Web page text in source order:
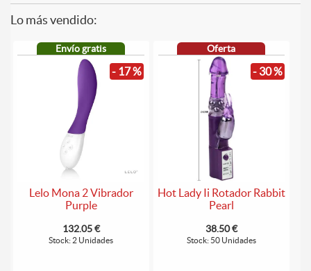
Lo más vendido:
Envío gratis
- 17 %
Lelo Mona 2 Vibrador
Purple
132.05 €
Stock: 2 Unidades
Oferta
- 30 %
Hot Lady Ii Rotador Rabbit
Pearl
38.50 €
Stock: 50 Unidades